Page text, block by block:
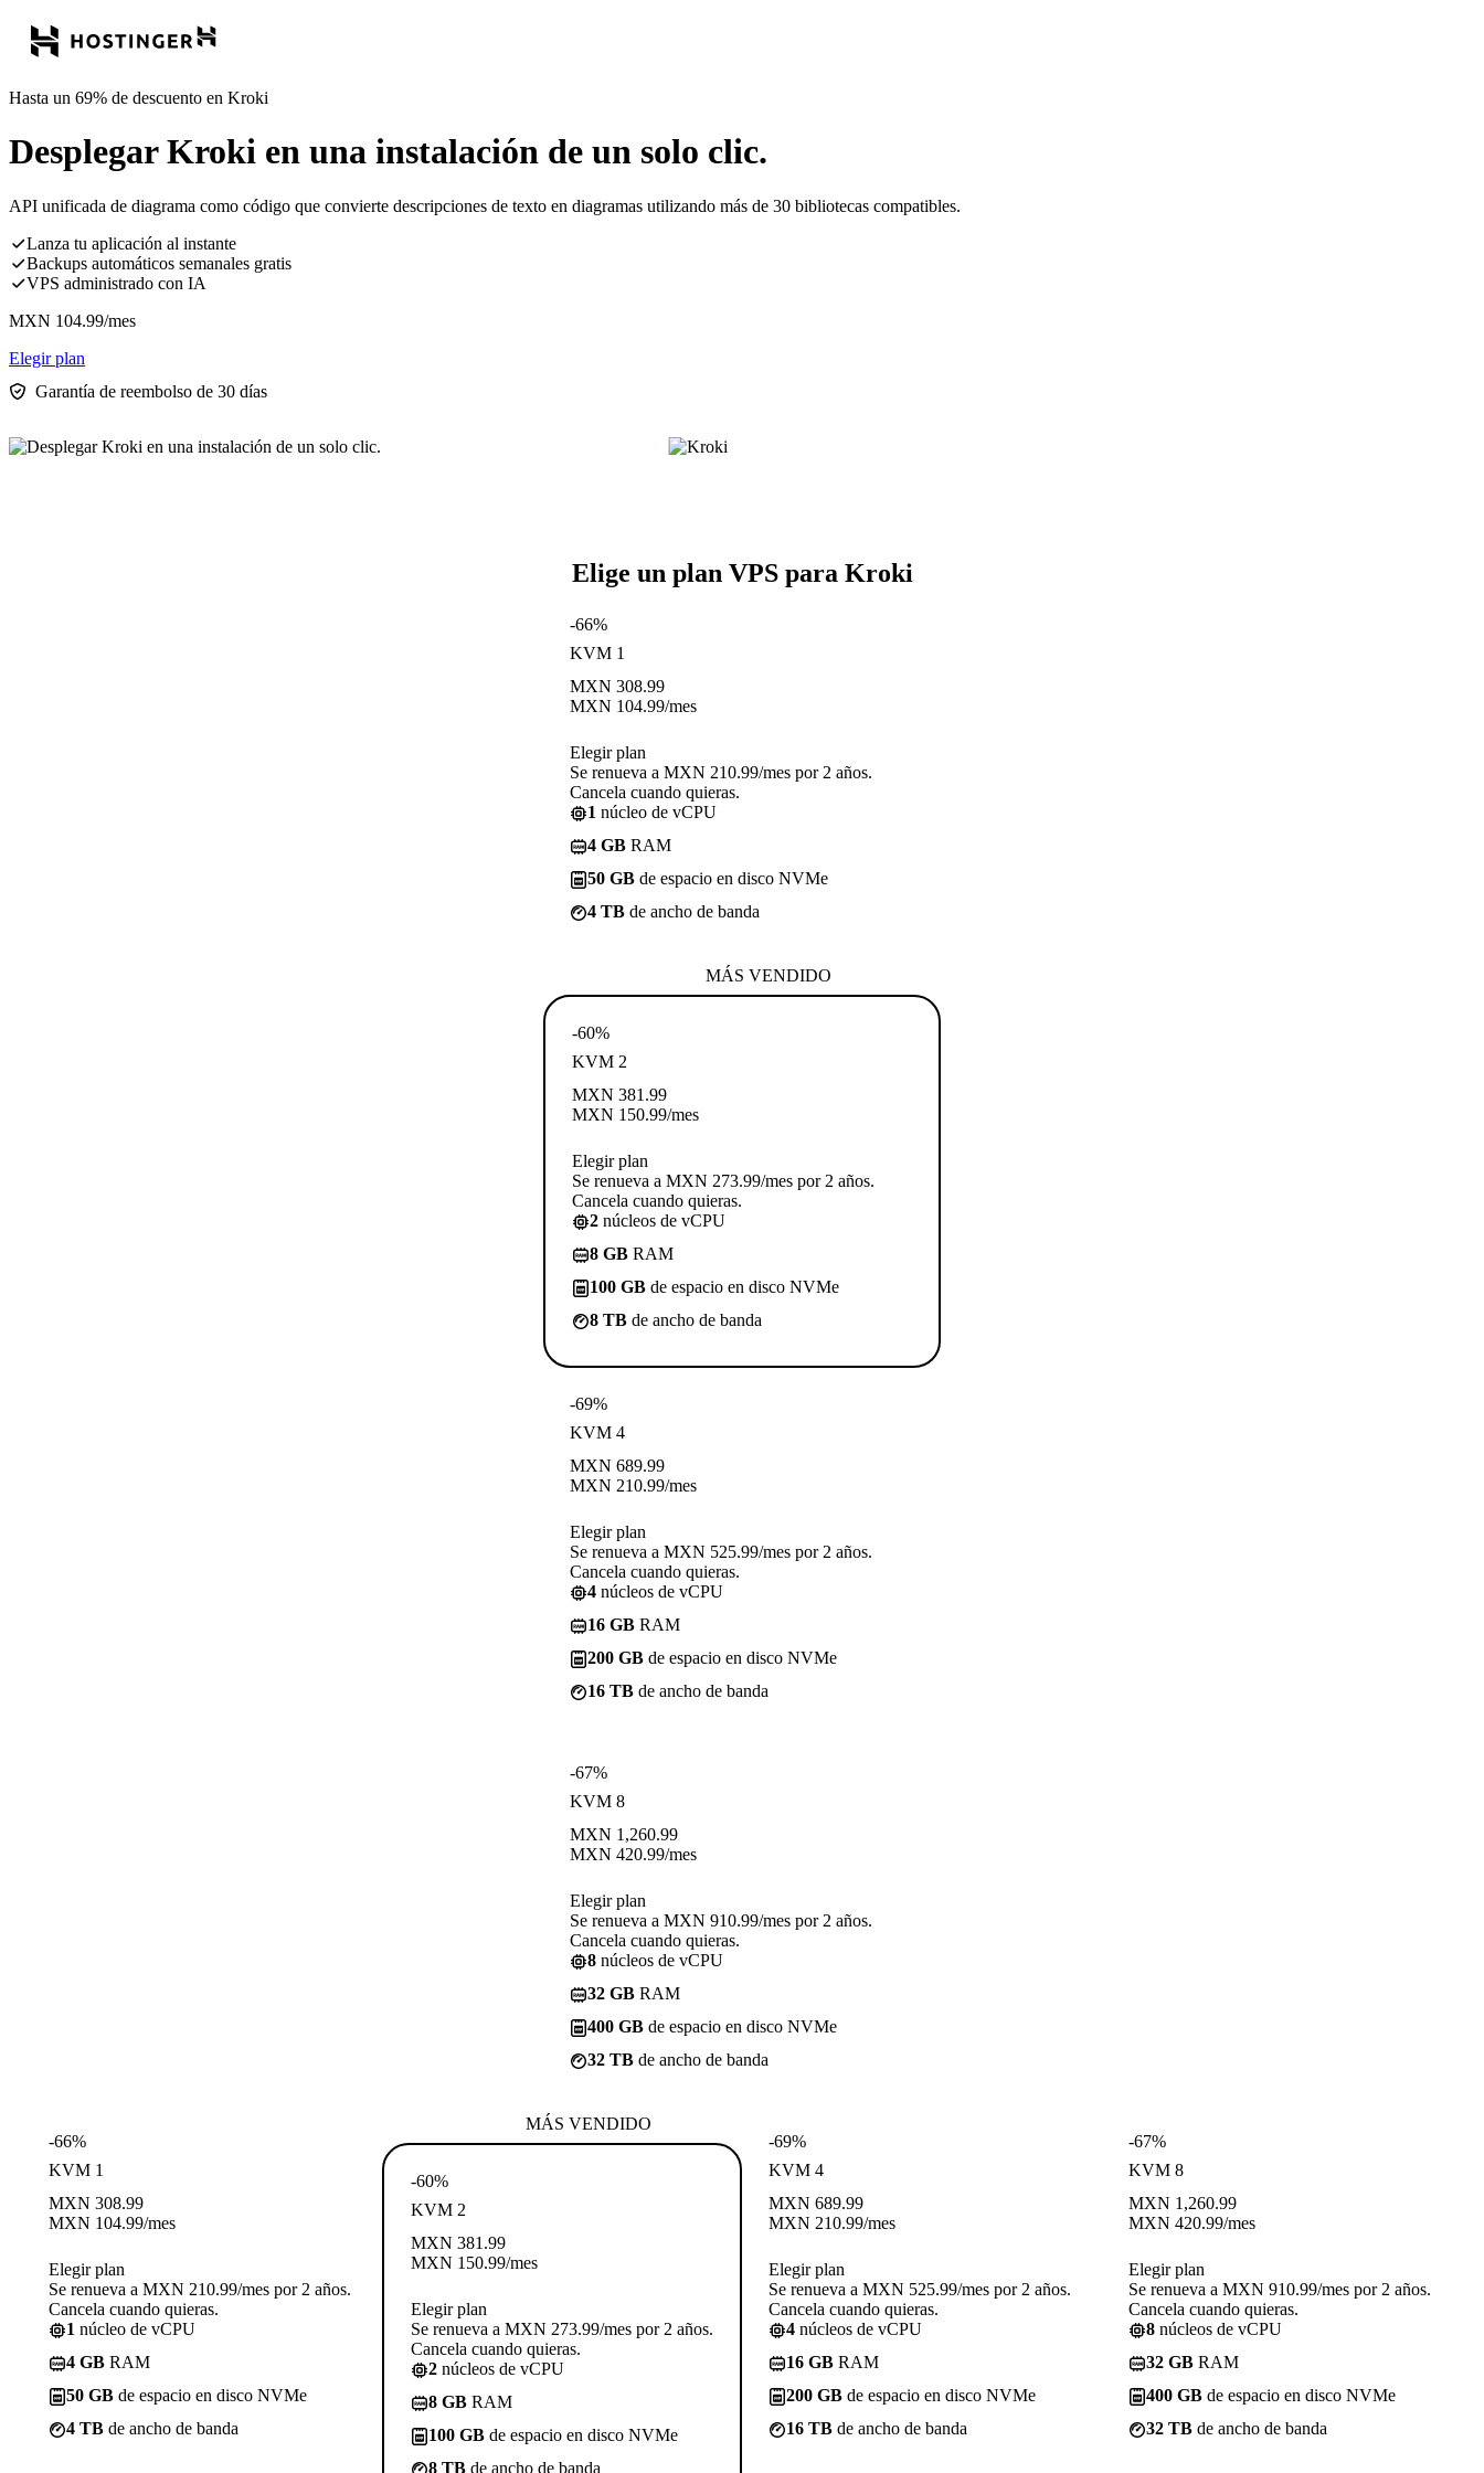
Hasta un 69% de descuento en Kroki
Desplegar Kroki en una instalación de un solo clic.
API unificada de diagrama como código que convierte descripciones de texto en diagramas utilizando más de 30 bibliotecas compatibles.
Lanza tu aplicación al instante
Backups automáticos semanales gratis
VPS administrado con IA
MXN 104.99/mes
Elegir plan
Garantía de reembolso de 30 días
Elige un plan VPS para Kroki
-66%
KVM 1
MXN 308.99
MXN 104.99/mes
Elegir plan
Se renueva a MXN 210.99/mes por 2 años.
Cancela cuando quieras.
1 núcleo de vCPU
4 GB RAM
50 GB de espacio en disco NVMe
4 TB de ancho de banda
MÁS VENDIDO
-60%
KVM 2
MXN 381.99
MXN 150.99/mes
Elegir plan
Se renueva a MXN 273.99/mes por 2 años.
Cancela cuando quieras.
2 núcleos de vCPU
8 GB RAM
100 GB de espacio en disco NVMe
8 TB de ancho de banda
-69%
KVM 4
MXN 689.99
MXN 210.99/mes
Elegir plan
Se renueva a MXN 525.99/mes por 2 años.
Cancela cuando quieras.
4 núcleos de vCPU
16 GB RAM
200 GB de espacio en disco NVMe
16 TB de ancho de banda
-67%
KVM 8
MXN 1,260.99
MXN 420.99/mes
Elegir plan
Se renueva a MXN 910.99/mes por 2 años.
Cancela cuando quieras.
8 núcleos de vCPU
32 GB RAM
400 GB de espacio en disco NVMe
32 TB de ancho de banda
-66%
KVM 1
MXN 308.99
MXN 104.99/mes
Elegir plan
Se renueva a MXN 210.99/mes por 2 años.
Cancela cuando quieras.
1 núcleo de vCPU
4 GB RAM
50 GB de espacio en disco NVMe
4 TB de ancho de banda
MÁS VENDIDO
-60%
KVM 2
MXN 381.99
MXN 150.99/mes
Elegir plan
Se renueva a MXN 273.99/mes por 2 años.
Cancela cuando quieras.
2 núcleos de vCPU
8 GB RAM
100 GB de espacio en disco NVMe
8 TB de ancho de banda
-69%
KVM 4
MXN 689.99
MXN 210.99/mes
Elegir plan
Se renueva a MXN 525.99/mes por 2 años.
Cancela cuando quieras.
4 núcleos de vCPU
16 GB RAM
200 GB de espacio en disco NVMe
16 TB de ancho de banda
-67%
KVM 8
MXN 1,260.99
MXN 420.99/mes
Elegir plan
Se renueva a MXN 910.99/mes por 2 años.
Cancela cuando quieras.
8 núcleos de vCPU
32 GB RAM
400 GB de espacio en disco NVMe
32 TB de ancho de banda